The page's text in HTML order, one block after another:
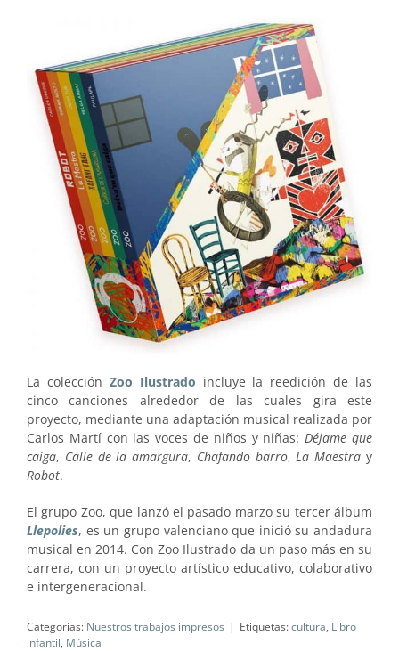
La colección Zoo Ilustrado incluye la reedición de las
cinco canciones alrededor de las cuales gira este
proyecto, mediante una adaptación musical realizada por
Carlos Martí con las voces de niños y niñas:Déjame que
caiga, Calle de la amargura, Chafando barro,La Maestra y
Robot.
El grupo Zoo, que lanzó el pasado marzo su tercer álbum
Llepolies, es un grupo valenciano que inició su andadura
musical en 2014. Con Zoo Ilustrado da un paso más en su
carrera, con un proyecto artístico educativo, colaborativo
e intergeneracional.
Categorías: Nuestros trabajos impresos | Etiquetas:cultura, Libro
infantil, Música